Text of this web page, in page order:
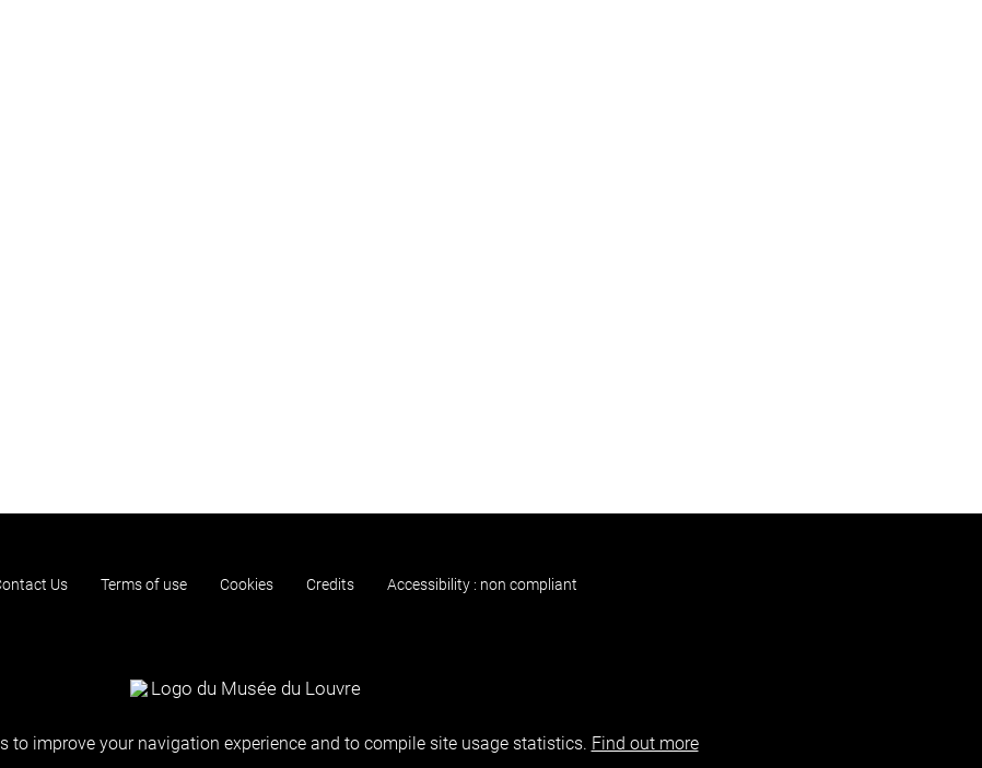
Us Terms of use Cookies Credits Accessibility : non compliant
to improve your navigation experience and to compile site usage statistics. Find out more